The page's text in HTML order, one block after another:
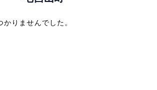
りませんでした。